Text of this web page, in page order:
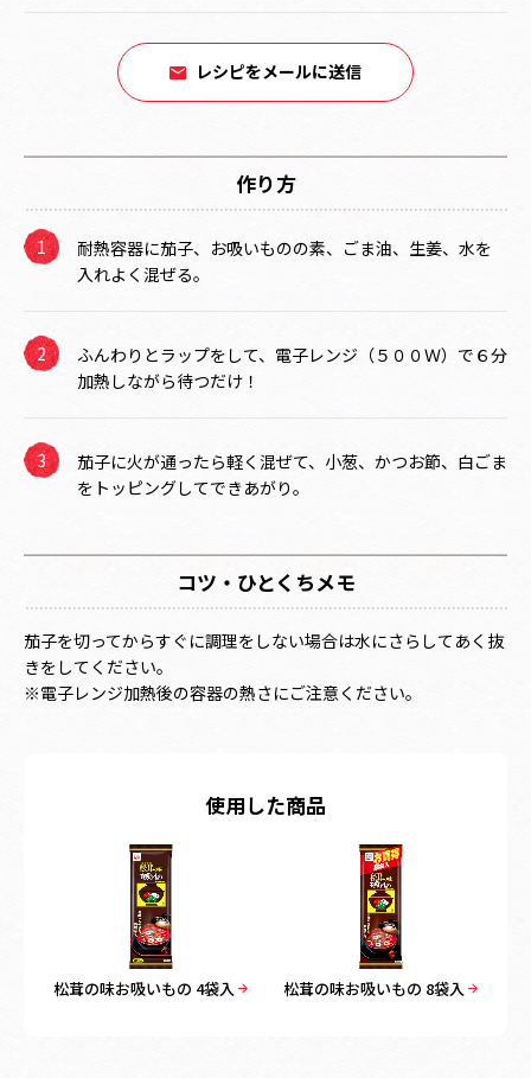
レシピをメールに送信
作り方
耐熱容器に茄子、お吸いものの素、ごま油、生姜、水を
入れよく混ぜる。
ふんわりとラップをして、電子レンジ（５００Ｗ）で６分
加熱しながら待つだけ！
茄子に火が通ったら軽く混ぜて、小葱、かつお節、白ごま
をトッピングしてできあがり。
コツ・ひとくちメモ
茄子を切ってからすぐに調理をしない場合は水にさらしてあく抜
きをしてください。
※電子レンジ加熱後の容器の熱さにご注意ください。
使用した商品
松茸の味お吸いもの 4袋入 松茸の味お吸いもの 8袋入